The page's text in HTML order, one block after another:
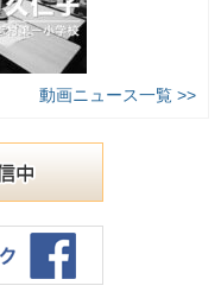
動画ニュース一覧 >>